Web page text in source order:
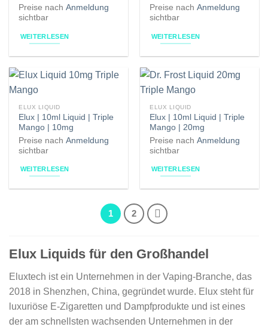
Preise nachAnmeldung
sichtbar
WEITERLESEN
Preise nachAnmeldung
sichtbar
WEITERLESEN
ELUX LIQUID
Elux | 10ml Liquid | Triple
Mango | 10mg
Preise nachAnmeldung
sichtbar
WEITERLESEN
ELUX LIQUID
Elux | 10ml Liquid | Triple
Mango | 20mg
Preise nachAnmeldung
sichtbar
WEITERLESEN
1 2
Elux Liquids für den Großhandel
Eluxtech ist ein Unternehmen in der Vaping-Branche, das
2018 in Shenzhen, China, gegründet wurde. Elux steht für
luxuriöse E-Zigaretten und Dampfprodukte und ist eines
der am schnellsten wachsenden Unternehmen in der